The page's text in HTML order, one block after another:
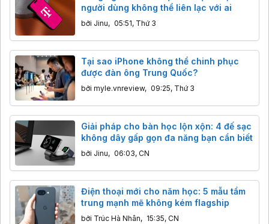
người dùng không thể liên lạc với ai
bởi Jinu, 05:51, Thứ 3
Tại sao iPhone không thể chinh phục
được đàn ông Trung Quốc?
bởi myle.vnreview, 09:25, Thứ 3
Giải pháp cho bàn học lộn xộn: 4 đế sạc
không dây gấp gọn đa năng bạn cần biết
bởi Jinu, 06:03, CN
Điện thoại mới cho năm học: 5 mẫu tầm
trung mạnh mẽ không kém flagship
bởi Trúc Hà Nhân, 15:35, CN